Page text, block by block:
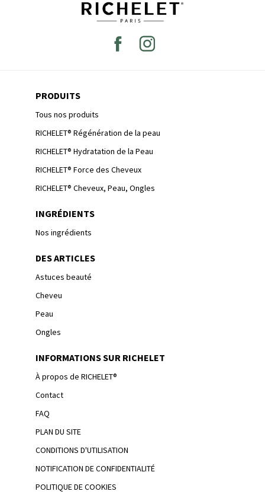
PRODUITS
Tous nos produits
RICHELET® Régénération de la peau
RICHELET® Hydratation de la Peau
RICHELET® Force des Cheveux
RICHELET® Cheveux, Peau, Ongles
INGRÉDIENTS
Nos ingrédients
DES ARTICLES
Astuces beauté
Cheveu
Peau
Ongles
INFORMATIONS SUR RICHELET
À propos de RICHELET®
Contact
FAQ
PLAN DU SITE
CONDITIONS D'UTILISATION
NOTIFICATION DE CONFIDENTIALITÉ
POLITIQUE DE COOKIES
Acceptez les cookies dès maintenant et recevez
utilisons des cookies, des pixels et autres technologies (des cookies), y